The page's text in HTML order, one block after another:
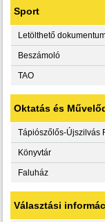
Sport
Letölthető
Beszámoló
TAO
Oktatás és
Tápiószőlős-Újszilvás
Könyvtár
Faluház
Választási